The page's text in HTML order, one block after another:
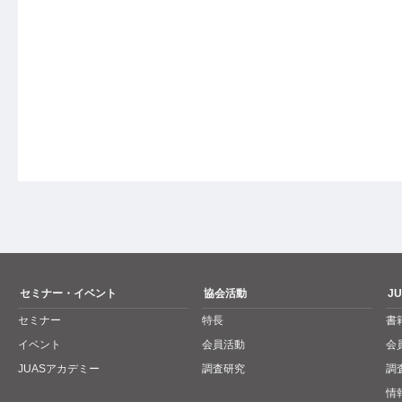
セミナー・イベント
セミナー
イベント
JUASアカデミー
協会活動
特長
会員活動
調査研究
書
会
調
情